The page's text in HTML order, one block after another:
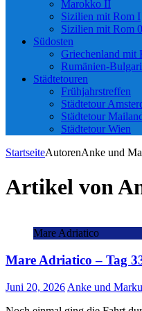
Marokko II
Sizilien mit Rom I
Sizilien mit Rom
Südosten
Griechenland mit
Rumänien-
Städtetouren
Frühjahrstreffen
Städtetour
Städtetour
Städtetour Wien
StartseiteAutorenAnke und
Artikel von
Mare Adriatico
Mare Adriatico – Tag
Juni 20, 2026 Anke und